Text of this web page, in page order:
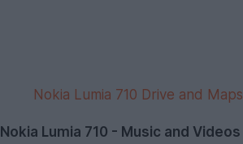
Nokia Lumia 710 Drive and Maps
Nokia Lumia 710 - Music and Videos